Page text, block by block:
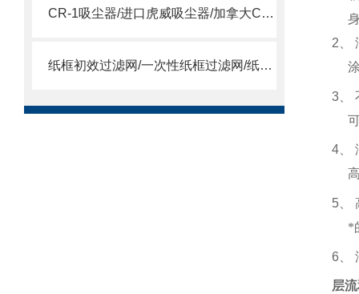
CR-1吸尘器/进口虎威吸尘器/加拿大CR-1吸尘器
纸框初效过滤网/一次性纸框过滤网/纸框过滤网
2
3
4
5
*
6
层